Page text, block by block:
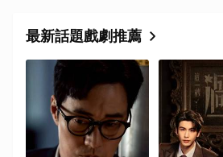
最新話題戲劇推薦